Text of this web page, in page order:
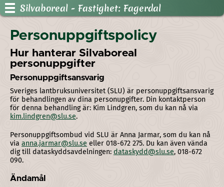
Silvaboreal - Fastighet: Fagerdal
Personuppgiftspolicy
Hur hanterar Silvaboreal
personuppgifter
Personuppgiftsansvarig
Sveriges lantbruksuniversitet (SLU) är personuppgiftsansvarig
för behandlingen av dina personupgifter. Din kontaktperson
för denna behandling är: Kim Lindgren, som du kan nå via
kim.lindgren@slu.se.
Personuppgiftsombud vid SLU är Anna Jarmar, som du kan nå
via anna.jarmar@slu.se eller 018-672 275. Du kan även vända
dig till dataskyddsavdelningen: dataskydd@slu.se, 018-672
090.
Ändamål